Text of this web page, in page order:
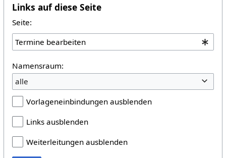
Links auf diese Seite
Seite:
Namensraum:
alle
Vorlageneinbindungen ausblenden
Links ausblenden
Weiterleitungen ausblenden